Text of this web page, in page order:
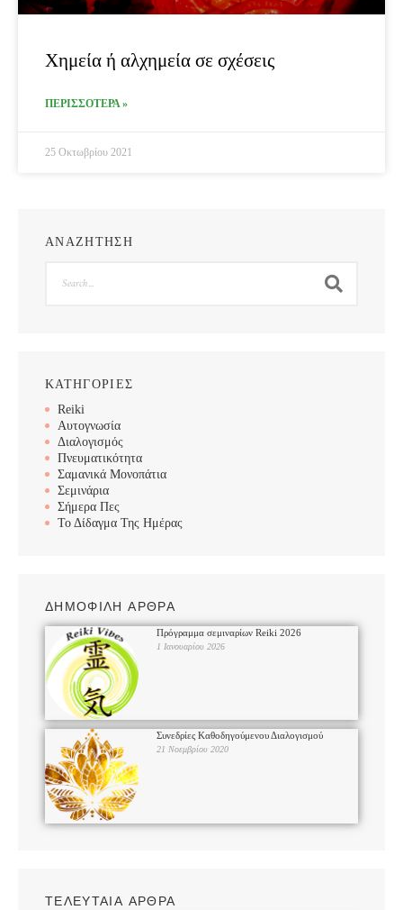
Χημεία ή αλχημεία σε σχέσεις
ΠΕΡΙΣΣΟΤΕΡΑ »
25 Οκτωβρίου 2021
ΑΝΑΖΗΤΗΣΗ
ΚΑΤΗΓΟΡΙΕΣ
Reiki
Αυτογνωσία
Διαλογισμός
Πνευματικότητα
Σαμανικά Μονοπάτια
Σεμινάρια
Σήμερα Πες
Το Δίδαγμα Της Ημέρας
ΔΗΜΟΦΙΛΗ ΑΡΘΡΑ
Πρόγραμμα σεμιναρίων Reiki 2026
1 Ιανουαρίου 2026
Συνεδρίες Καθοδηγούμενου Διαλογισμού
21 Νοεμβρίου 2020
ΤΕΛΕΥΤΑΙΑ ΑΡΘΡΑ